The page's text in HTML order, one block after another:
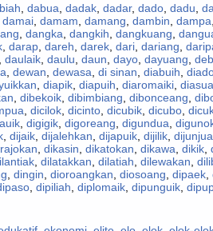
dabua dadak, dadar, dado, dadu
damai, damam damang dambin dampa
dangka dangkih dangkuang
, darap, dareh darek, dari, dariang
daulaik, daulu daun dayo, dayuang
dewan dewasa di sinan diabuih
diapik, diapuih diaromaiki,
dibekoik, dibimbiang dibonceang
dicilok, dicinto, dicubik, dicubo,
, digigik, digoreang digundua
, dijaik, dijalehkan dijapuik, dijilik,
dikasin dikatokan dikawa dikik,
, dilatakkan dilatiah dilewakan
dingin dioroangkan diosoang dipaek,
, dipiliah diplomaik, dipunguik,